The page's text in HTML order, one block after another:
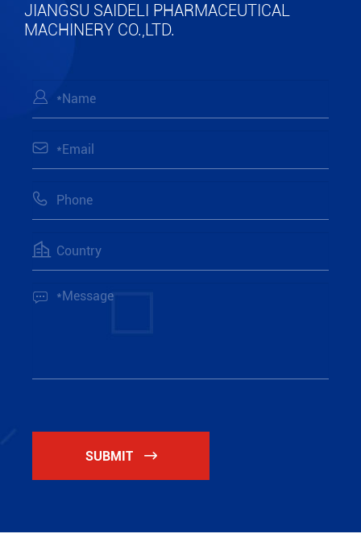
JIANGSU SAIDELI PHARMACEUTICAL
MACHINERY CO.,LTD.





SUBMIT 